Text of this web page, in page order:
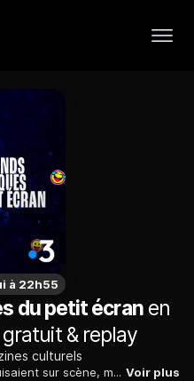
à 22h55
du petit écranen
& replay
culturels
Autrefois, les humoristes se produisaient sur scène, mais la télévision a tout bouleverser. Depuis le "Petit théâtre" de Bouvard, les stars de l'humour se sont révélées à la télé. Voir plus